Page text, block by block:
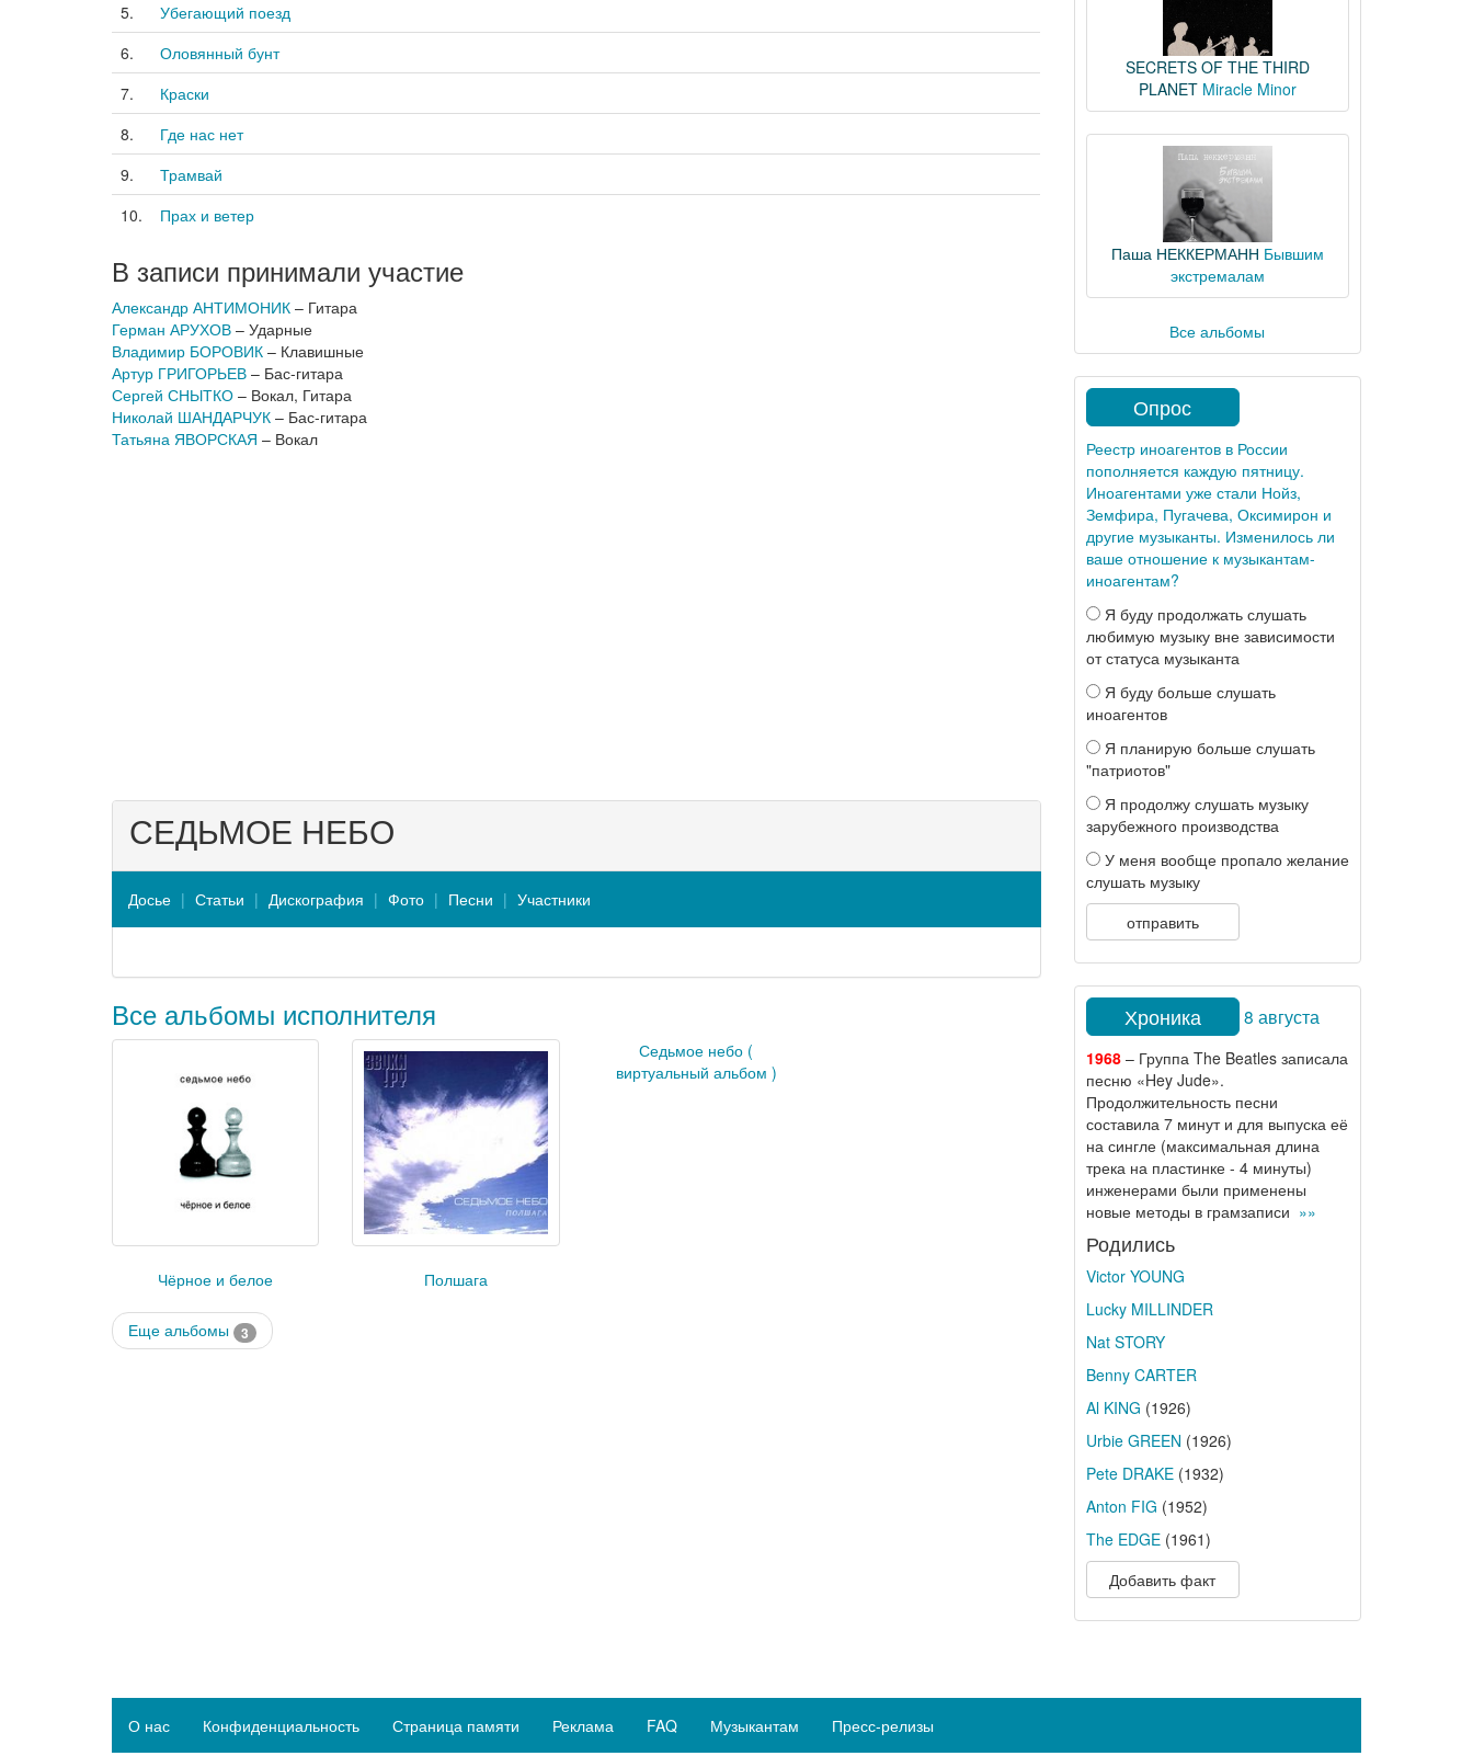
5.
Убегающий поезд
6.
Оловянный бунт
7.
Краски
8.
Где нас нет
9.
Трамвай
10.
Прах и ветер
В записи принимали участие
Александр АНТИМОНИК – Гитара
Герман АРУХОВ – Ударные
Владимир БОРОВИК – Клавишные
Артур ГРИГОРЬЕВ – Бас-гитара
Сергей СНЫТКО – Вокал, Гитара
Николай ШАНДАРЧУК – Бас-гитара
Татьяна ЯВОРСКАЯ – Вокал
СЕДЬМОЕ НЕБО
Досье Статьи Дискография Фото Песни Участники
Все альбомы исполнителя
Чёрное и белое Полшага
Седьмое небо (
виртуальный альбом )
Еще альбомы 3
SECRETS OF THE THIRD
PLANET Miracle Minor
Паша НЕККЕРМАНН Бывшим
экстремалам
Все альбомы
Опрос
Реестр иноагентов в России
пополняется каждую пятницу.
Иноагентами уже стали Нойз,
Земфира, Пугачева, Оксимирон и
другие музыканты. Изменилось ли
ваше отношение к музыкантам-
иноагентам?
Я буду продолжать слушать
любимую музыку вне зависимости
от статуса музыканта
Я буду больше слушать
иноагентов
Я планирую больше слушать
"патриотов"
Я продолжу слушать музыку
зарубежного производства
У меня вообще пропало желание
слушать музыку
отправить
Хроника 8 августа
1968– Группа The Beatles записала
песню «Hey Jude».
Продолжительность песни
составила 7 минут и для выпуска её
на сингле (максимальная длина
трека на пластинке - 4 минуты)
инженерами были применены
новые методы в грамзаписи »»
Родились
Victor YOUNG
Lucky MILLINDER
Nat STORY
Benny CARTER
Al KING (1926)
Urbie GREEN (1926)
Pete DRAKE(1932)
Anton FIG (1952)
The EDGE(1961)
Добавить факт
О нас Конфиденциальность Страница памяти Реклама FAQ Музыкантам Пресс-релизы